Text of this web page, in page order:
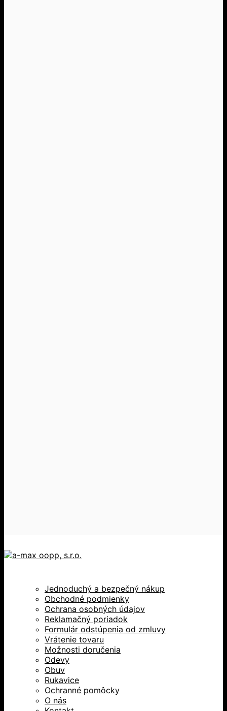
Jednoduchý a bezpečný nákup
Obchodné podmienky
Ochrana osobných údajov
Reklamačný poriadok
Formulár odstúpenia od zmluvy
Vrátenie tovaru
Možnosti doručenia
Odevy
Obuv
Rukavice
Ochranné pomôcky
O nás